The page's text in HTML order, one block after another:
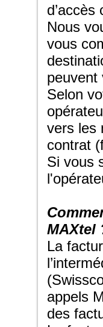
d’accès
Nous
vous
peuvent
Selon
vers les
contrat
Si vous
MAXtel
La
appels
des